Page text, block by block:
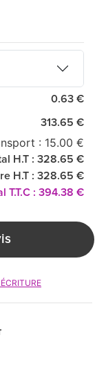
0.63 €
313.65 €
: 15.00 €
H.T : 328.65 €
H.T : 328.65 €
T.T.C : 394.38 €